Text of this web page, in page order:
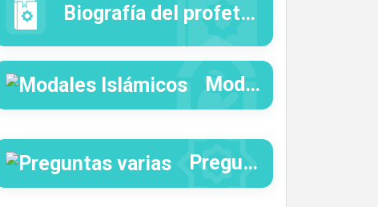
Modales Islámicos
Súplicas y Dhikr (recuerdo de Al-
Preguntas varias